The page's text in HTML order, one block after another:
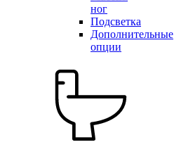
ног
Подсветка
Дополнительные
опции